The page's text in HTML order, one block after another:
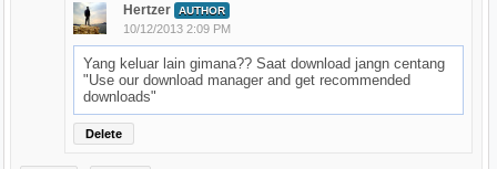
Hertzer AUTHOR
10/12/2013 2:09 PM
Yang keluar lain gimana?? Saat download jangn centang
"Use our download manager and get recommended
downloads"
Delete